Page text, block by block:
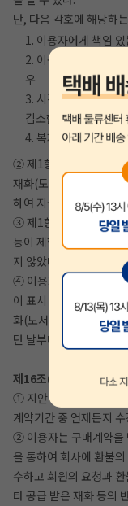
단, 다음 각호에 해당하
1. 이용자에게 책임
2. 이용자의 사용 또
우
3. 시간이 지나 다시
감소한 경우
4. 복제가 가능한 재화
② 제1항 제1호에 해당
재화(도서) 등의 포장을
하여 지급하는 조건으
③ 제1항 제2호 내지 제4
등이 제한되는 사실을
지 않았다면 이용자의
④ 이용자는 제1항 및 제
이 표시·광고 내용과 다
화(도서) 등을 공급 받은
던 날부터 30일 이내에
제16조(디지털콘텐츠
① 지안에듀와 디지털 콘
계약기간 중 언제든지
② 이용자는 구매계약을
을 통하여 회사에 환불
수하고 회원의 요청과
타 공급 받은 재화 등의